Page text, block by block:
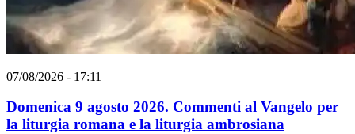
07/08/2026 - 17:11
Domenica 9 agosto 2026. Commenti al Vangelo per
la liturgia romana e la liturgia ambrosiana